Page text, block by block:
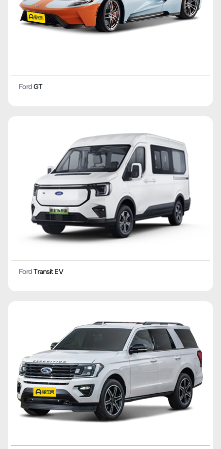
FordGT
FordTransit EV